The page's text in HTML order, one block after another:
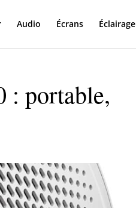
Audio Écrans Éclairage
: portable,